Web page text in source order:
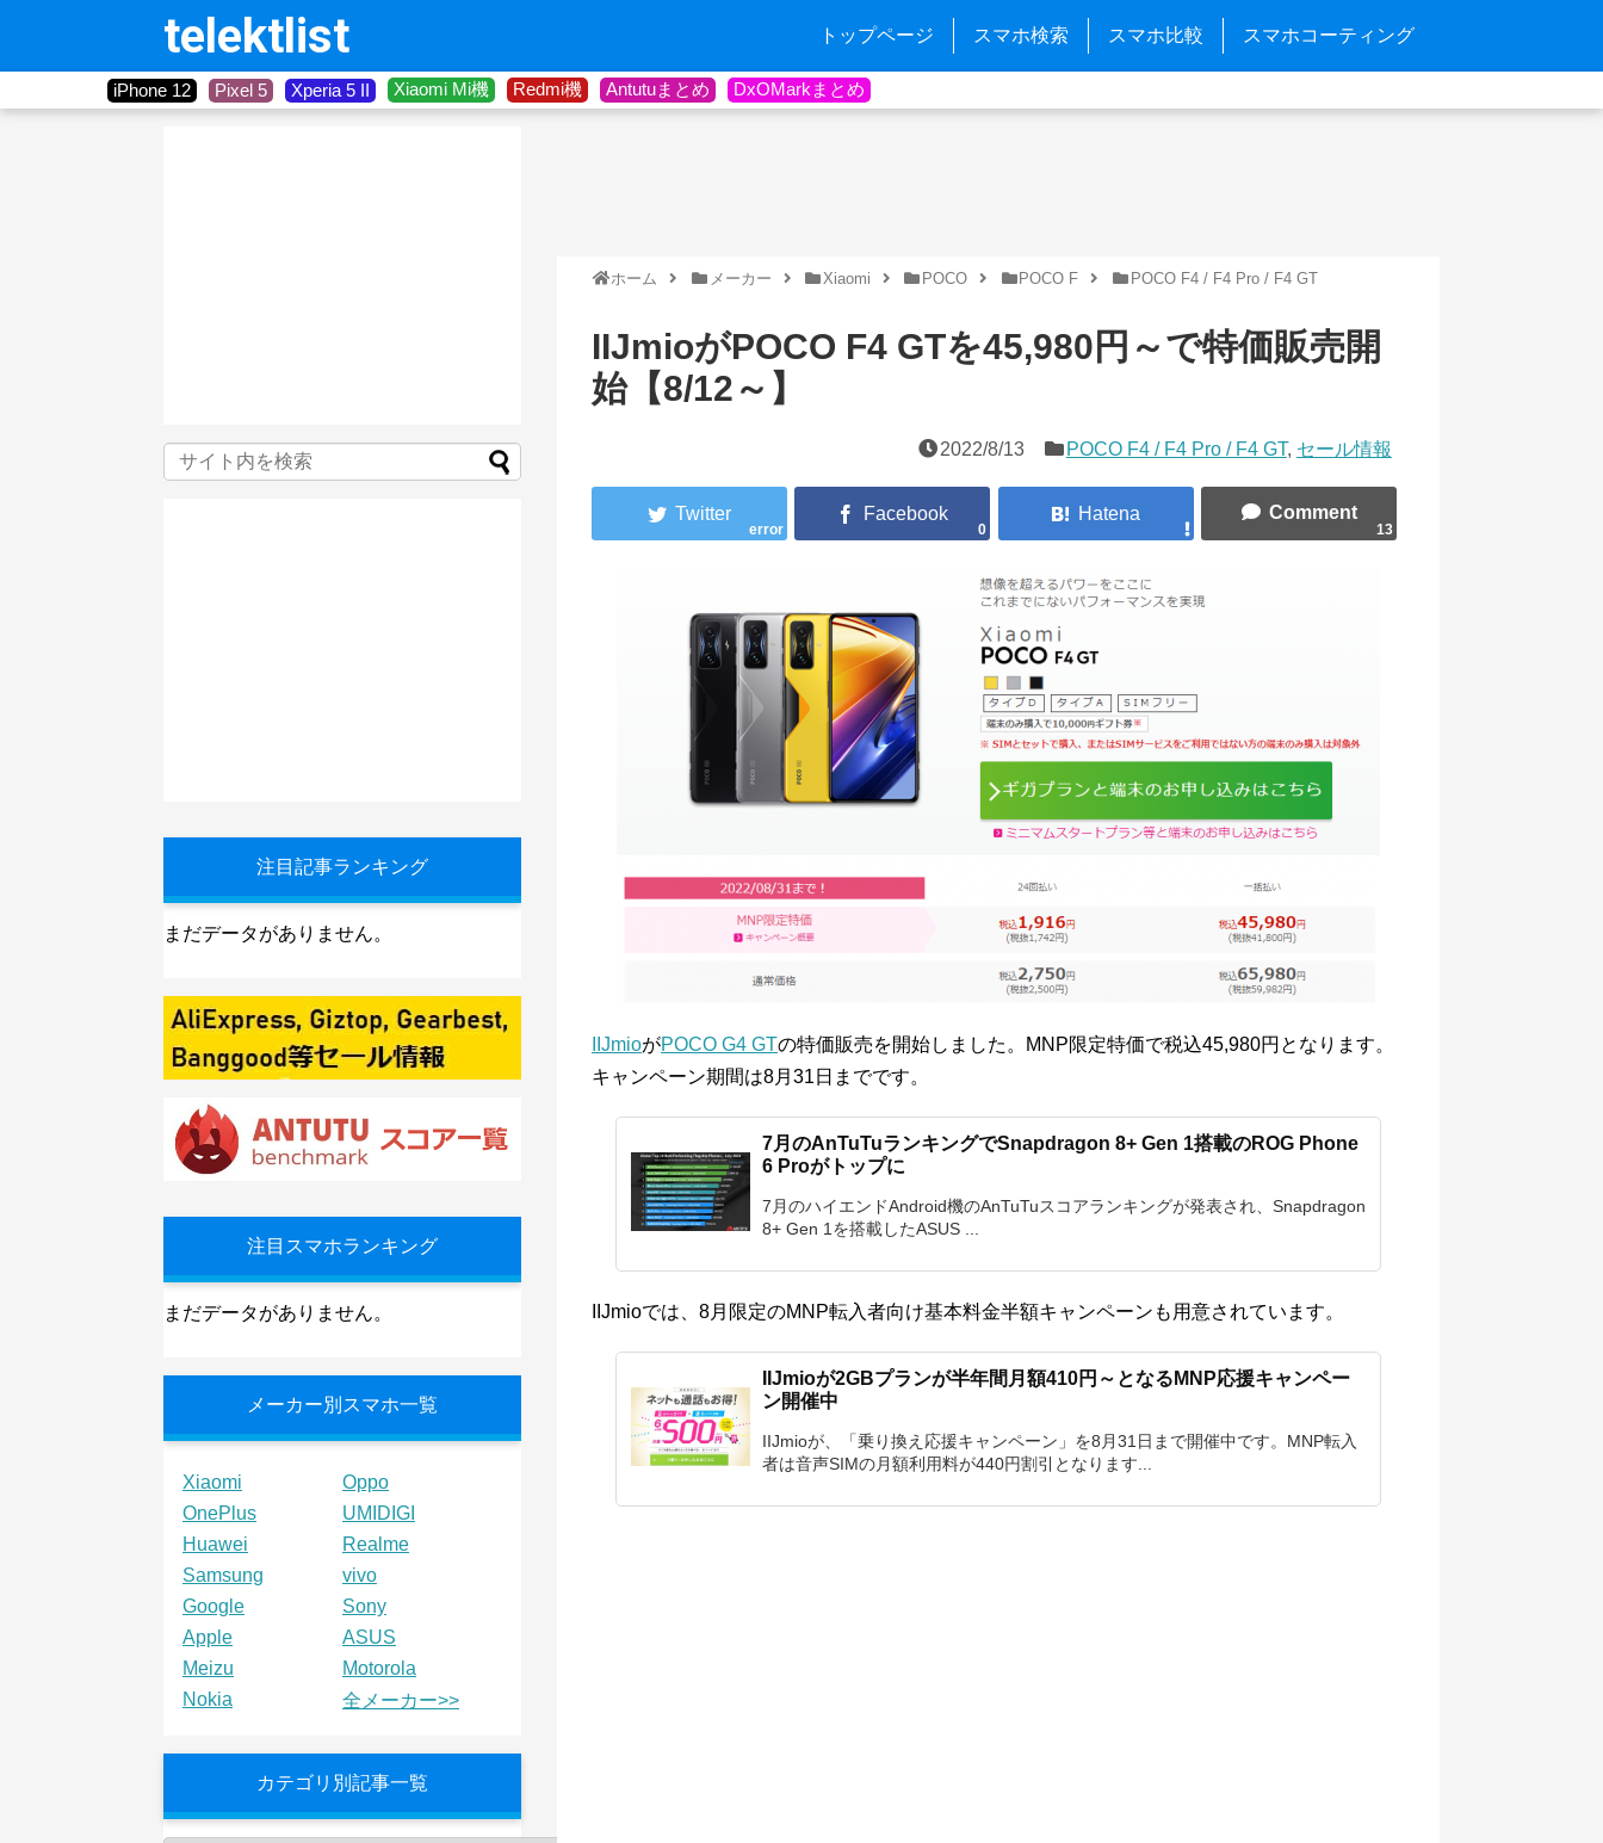
telektlist トップページ スマホ検索 スマホ比較 スマホコーティング
iPhone 12 Pixel 5 Xperia 5 II Xiaomi Mi機 Redmi機 Antutuまとめ DxOMarkまとめ
ホーム メーカー Xiaomi POCO POCO F POCO F4 / F4 Pro / F4 GT
IIJmioがPOCO F4 GTを45,980円～で特価販売開
始【8/12～】
2022/8/13 POCO F4 / F4 Pro / F4 GT, セール情報
error 0 13
IIJmioがPOCO G4 GTの特価販売を開始しました。MNP限定特価で税込45,980円となります。
キャンペーン期間は8月31日までです。
7月のAnTuTuランキングでSnapdragon 8+ Gen 1搭載のROG Phone
6 Proがトップに
7月のハイエンドAndroid機のAnTuTuスコアランキングが発表され、Snapdragon
8+ Gen 1を搭載したASUS ...
IIJmioでは、8月限定のMNP転入者向け基本料金半額キャンペーンも用意されています。
IIJmioが2GBプランが半年間月額410円～となるMNP応援キャンペー
ン開催中
IIJmioが、「乗り換え応援キャンペーン」を8月31日まで開催中です。MNP転入
者は音声SIMの月額利用料が440円割引となります...
注目記事ランキング
まだデータがありません。
注目スマホランキング
まだデータがありません。
メーカー別スマホ一覧
Xiaomi
Oppo
OnePlus
UMIDIGI
Huawei
Realme
Samsung
vivo
Google
Sony
Apple
ASUS
Meizu
Motorola
Nokia
全メーカー>>
カテゴリ別記事一覧